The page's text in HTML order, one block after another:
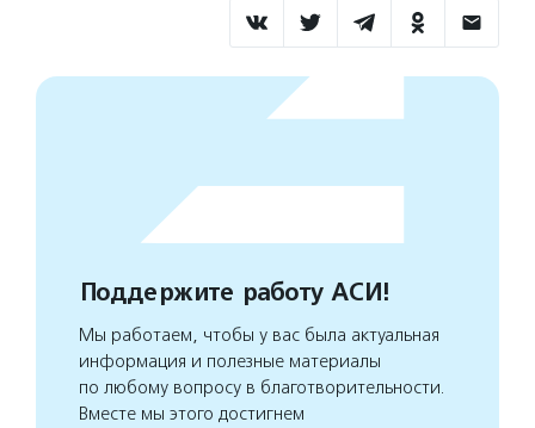
Поддержите работу АСИ!
Мы работаем, чтобы у вас была актуальная
информация и полезные материалы
по любому вопросу в благотворительности.
Вместе мы этого достигнем